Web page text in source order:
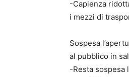
-Capienza
i mezzi di
Sospesa
al pubblico in
-Resta sospesa